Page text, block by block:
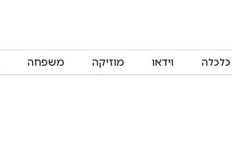
כלכלה וידאו מוזיקה משפחה